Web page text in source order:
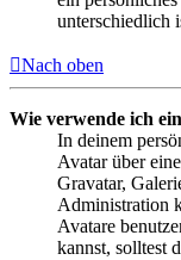
unterschiedlich
Nach oben
Wie verwende ich
In deinem
Avatar über
Gravatar,
Administration
Avatare
kannst, solltest